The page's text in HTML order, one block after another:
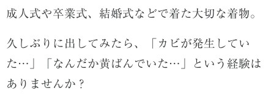
成人式や卒業式、結婚式などで着た大切な着物。
久しぶりに出してみたら、「カビが発生してい
た…」「なんだか黄ばんでいた…」という経験は
ありませんか？